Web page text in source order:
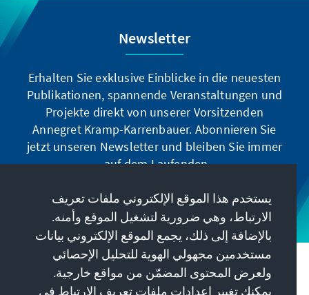
Newsletter
Erhalten Sie exklusive Einblicke in die neuesten
Publikationen, spannende Veranstaltungen und
Projekte direkt von unserer Vorsitzenden
Annegret Kramp-Karrenbauer. Abonnieren Sie
jetzt unseren Newsletter und bleiben Sie immer
auf dem Laufenden.
Jetzt abonnieren
مهمتنا
يستخدم هذا الموقع الإلكتروني ملفات تعريف
الارتباط، وهي ضرورية لتشغيل الموقع وأمنه.
بالإضافة إلى ذلك، يجمع الموقع الإلكتروني بيانات
مستخدمين مجهولي الهوية للتحليل الإحصائي
ولعرض المحتوى المضمّن من مواقع خارجية.
يمكنك تغيير إعدادات ملفات تعريف الارتباط في